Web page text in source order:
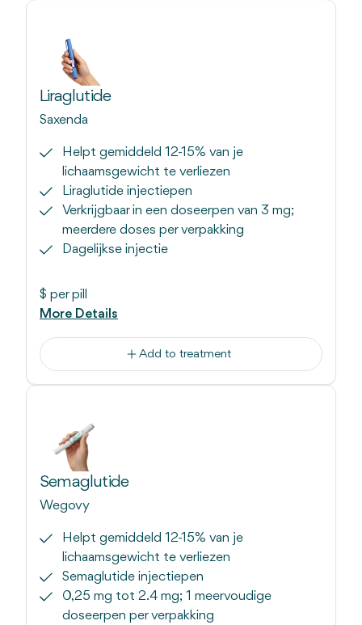
Liraglutide
Saxenda
Helpt gemiddeld 12-15% van je
lichaamsgewicht te verliezen
Liraglutide injectiepen
Verkrijgbaar in een doseerpen van 3 mg;
meerdere doses per verpakking
Dagelijkse injectie
$ per pill
More Details
Add to treatment
Semaglutide
Wegovy
Helpt gemiddeld 12-15% van je
lichaamsgewicht te verliezen
Semaglutide injectiepen
0,25 mg tot 2.4 mg; 1 meervoudige
doseerpen per verpakking